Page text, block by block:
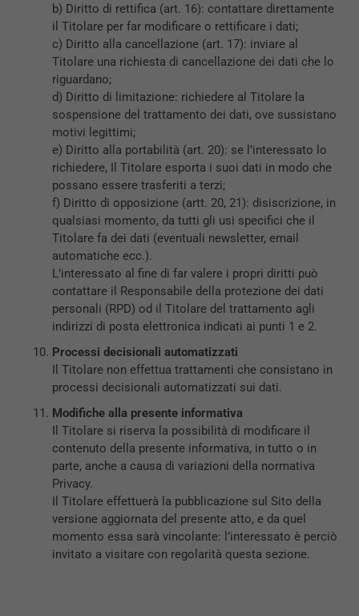
b) Diritto di rettifica (art. 16): contattare direttamente
il Titolare per far modificare o rettificare i dati;
c) Diritto alla cancellazione (art. 17): inviare al
Titolare una richiesta di cancellazione dei dati che lo
riguardano;
d) Diritto di limitazione: richiedere al Titolare la
sospensione del trattamento dei dati, ove sussistano
motivi legittimi;
e) Diritto alla portabilità (art. 20): se l’interessato lo
richiedere, Il Titolare esporta i suoi dati in modo che
possano essere trasferiti a terzi;
f) Diritto di opposizione (artt. 20, 21): disiscrizione, in
qualsiasi momento, da tutti gli usi specifici che il
Titolare fa dei dati (eventuali newsletter, email
automatiche ecc.).
L’interessato al fine di far valere i propri diritti può
contattare il Responsabile della protezione dei dati
personali (RPD) od il Titolare del trattamento agli
indirizzi di posta elettronica indicati ai punti 1 e 2.
Processi decisionali automatizzati
Il Titolare non effettua trattamenti che consistano in
processi decisionali automatizzati sui dati.
Modifiche alla presente informativa
Il Titolare si riserva la possibilità di modificare il
contenuto della presente informativa, in tutto o in
parte, anche a causa di variazioni della normativa
Privacy.
Il Titolare effettuerà la pubblicazione sul Sito della
versione aggiornata del presente atto, e da quel
momento essa sarà vincolante: l’interessato è perciò
invitato a visitare con regolarità questa sezione.
Tecnici
Questi cookie
sono necessari
per il
funzionamento
del sito e non
possono
essere
disabilitati.
Questi cookie
non
raccolgono
informazioni
personali.